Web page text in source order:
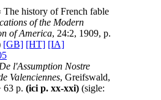
history of French fable
of the Modern
of America, 24:2, 1909, p.
[GB] [HT] [IA]
De l'Assumption Nostre
Valenciennes, Greifswald,
63 p. (ici p. xx-xxi) (sigle: